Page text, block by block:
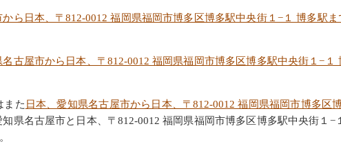
ら日本、〒812-0012 福岡県福岡市博多区博多駅中央街１−１ 博多駅ま
名古屋市から日本、〒812-0012 福岡県福岡市博多区博多駅中央街１−１
また 日本、愛知県名古屋市から日本、〒812-0012 福岡県福岡市博多区
県名古屋市と日本、〒812-0012 福岡県福岡市博多区博多駅中央街１−